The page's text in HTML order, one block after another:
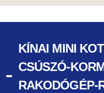
KÍNAI MINI
CSÚSZÓ-
RAKODÓGÉP-